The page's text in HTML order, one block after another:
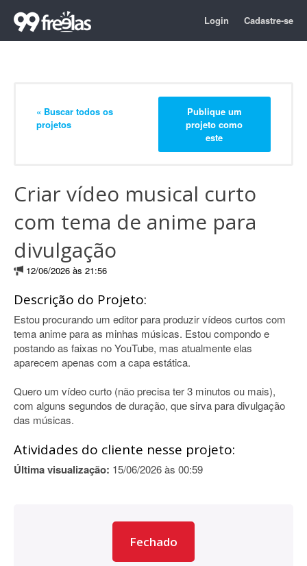
Login Cadastre-se
« Buscar todos os
projetos
Publique um
projeto como
este
Criar vídeo musical curto
com tema de anime para
divulgação
12/06/2026 às 21:56
Descrição do Projeto:
Estou procurando um editor para produzir vídeos curtos com
tema anime para as minhas músicas. Estou compondo e
postando as faixas no YouTube, mas atualmente elas
aparecem apenas com a capa estática.
Quero um vídeo curto (não precisa ter 3 minutos ou mais),
com alguns segundos de duração, que sirva para divulgação
das músicas.
Atividades do cliente nesse projeto:
Última visualização: 15/06/2026 às 00:59
Fechado